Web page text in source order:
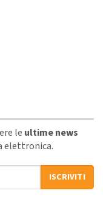
le ultime news
elettronica.
ISCRIVITI